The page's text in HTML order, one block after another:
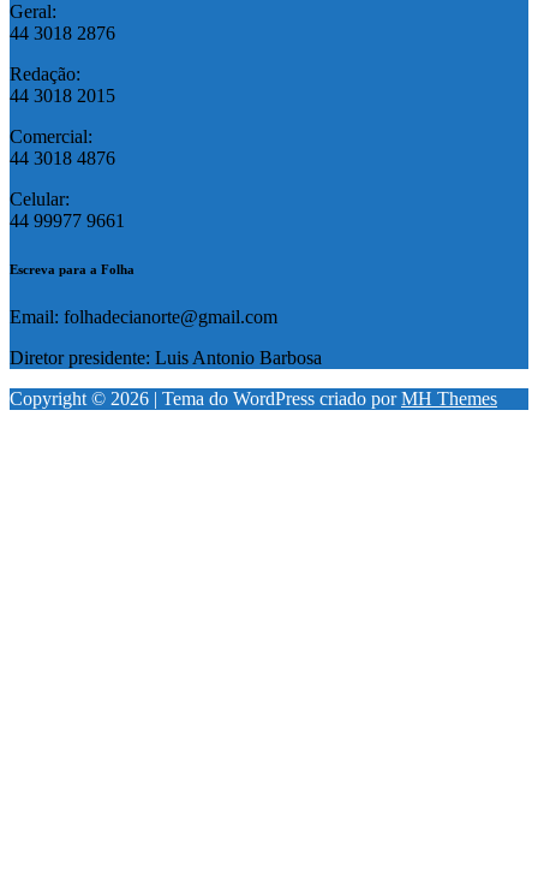
Geral:
44 3018 2876
Redação:
44 3018 2015
Comercial:
44 3018 4876
Celular:
44 99977 9661
Escreva para a Folha
Email: folhadecianorte@gmail.com
Diretor presidente: Luis Antonio Barbosa
Copyright © 2026 | Tema do WordPress criado porMH Themes